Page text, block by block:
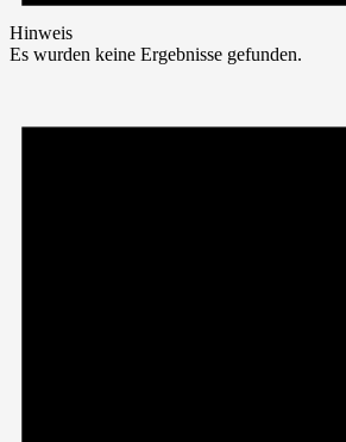
Hinweis
Es wurden keine Ergebnisse gefunden.